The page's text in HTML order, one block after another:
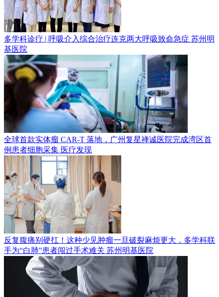
多学科诊疗 | 呼吸介入综合治疗连克两大呼吸致命急症 苏州明
基医院
全球首款实体瘤 CAR-T 落地，广州复星禅诚医院完成湾区首
例患者细胞采集 医疗发现
反复腹痛别硬扛！这种少见肿瘤一旦破裂麻烦更大，多学科联
手为“白肺”患者闯过手术难关 苏州明基医院